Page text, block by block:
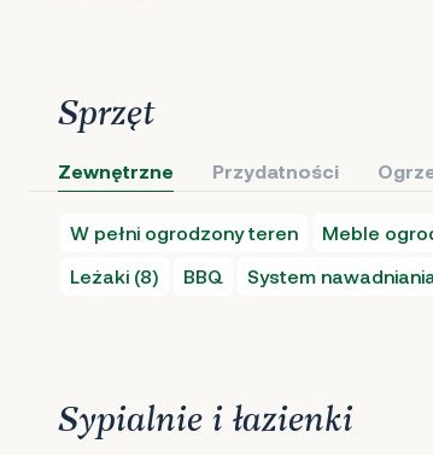
Sprzęt
Zewnętrzne Przydatności
W pełni ogrodzony teren Meble
Leżaki (8)
BBQ System
Sypialnie i łazienki